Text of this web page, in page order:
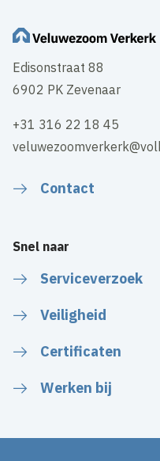
Edisonstraat 88
6902 PK Zevenaar
+31 316 22 18 45
Contact
Snel naar
Serviceverzoek
Veiligheid
Certificaten
Werken bij